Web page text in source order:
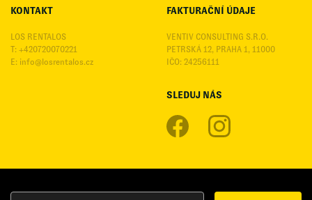
KONTAKT
LOS RENTALOS
T: +420720070221
E: info@losrentalos.cz
FAKTURAČNÍ ÚDAJE
VENTIV CONSULTING S.R.O.
PETRSKÁ 12, PRAHA 1, 11000
IČO: 24256111
SLEDUJ NÁS